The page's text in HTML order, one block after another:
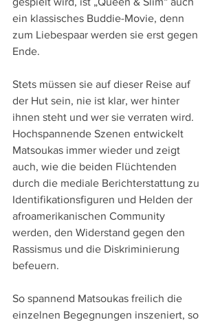
ein klassisches Buddie-Movie, denn
zum Liebespaar werden sie erst gegen
Ende.
Stets müssen sie auf dieser Reise auf
der Hut sein, nie ist klar, wer hinter
ihnen steht und wer sie verraten wird.
Hochspannende Szenen entwickelt
Matsoukas immer wieder und zeigt
auch, wie die beiden Flüchtenden
durch die mediale Berichterstattung zu
Identifikationsfiguren und Helden der
afroamerikanischen Community
werden, den Widerstand gegen den
Rassismus und die Diskriminierung
befeuern.
So spannend Matsoukas freilich die
einzelnen Begegnungen inszeniert, so